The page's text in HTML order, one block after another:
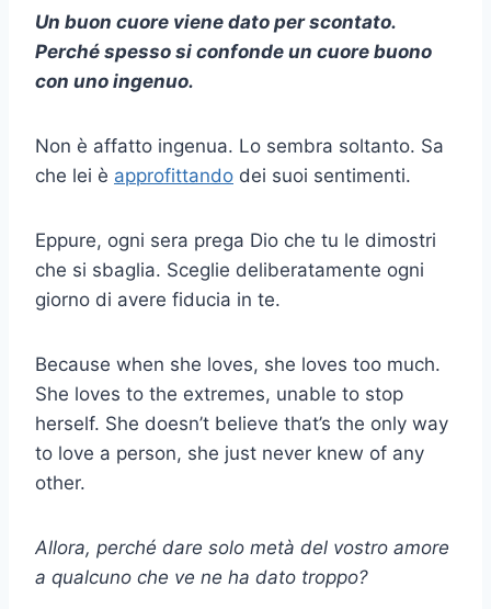
Un buon cuore viene dato per scontato.
Perché spesso si confonde un cuore buono
con uno ingenuo.
Non è affatto ingenua. Lo sembra soltanto. Sa
che lei è approfittando dei suoi sentimenti.
Eppure, ogni sera prega Dio che tu le dimostri
che si sbaglia. Sceglie deliberatamente ogni
giorno di avere fiducia in te.
Because when she loves, she loves too much.
She loves to the extremes, unable to stop
herself. She doesn’t believe that’s the only way
to love a person, she just never knew of any
other.
Allora, perché dare solo metà del vostro amore
a qualcuno che ve ne ha dato troppo?